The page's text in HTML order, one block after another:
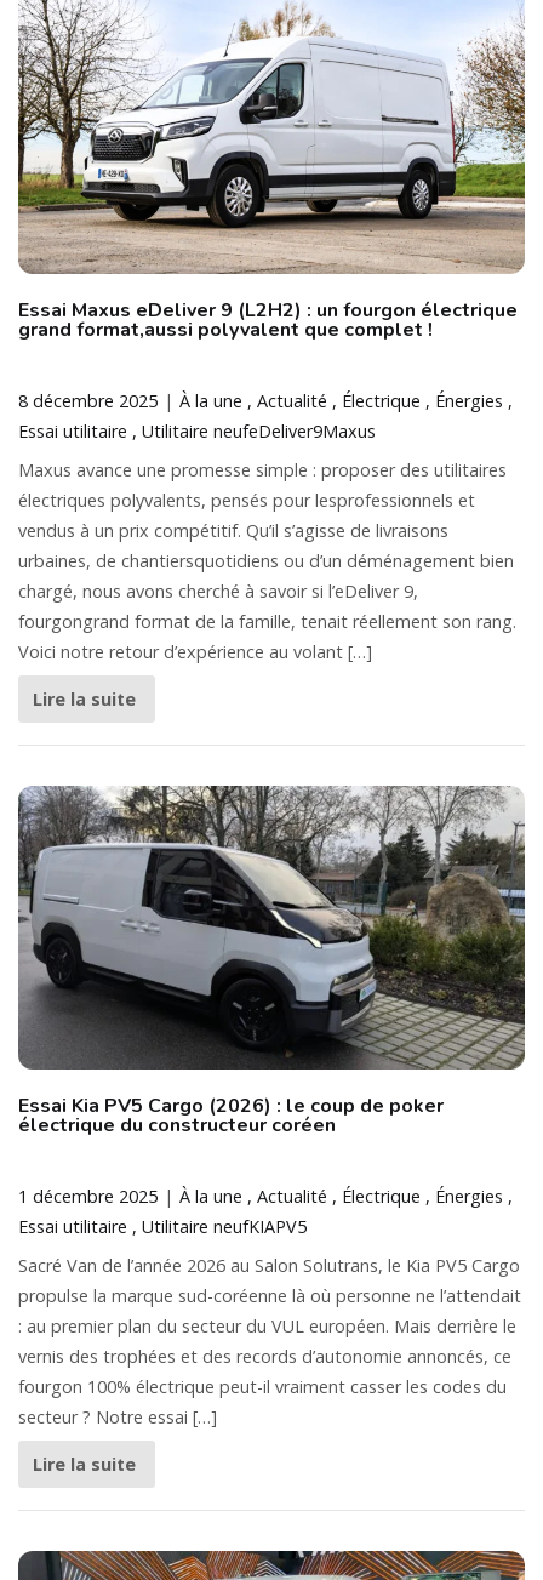
Essai Maxus eDeliver 9 (L2H2) : un fourgon électrique
grand format,aussi polyvalent que complet !
8 décembre 2025 À la une Actualité Électrique
Énergies
Essai utilitaire
Utilitaire neufeDeliver9Maxus
Maxus avance une promesse simple : proposer des utilitaires
électriques polyvalents, pensés pour lesprofessionnels et
vendus à un prix compétitif. Qu’il s’agisse de livraisons
urbaines, de chantiersquotidiens ou d’un déménagement bien
chargé, nous avons cherché à savoir si l’eDeliver 9,
fourgongrand format de la famille, tenait réellement son rang.
Voici notre retour d’expérience au volant […]
Lire la suite
Essai Kia PV5 Cargo (2026) : le coup de poker
électrique du constructeur coréen
1 décembre 2025 À la une Actualité Électrique
Énergies
Essai utilitaire
Utilitaire neufKIAPV5
Sacré Van de l’année 2026 au Salon Solutrans, le Kia PV5 Cargo
propulse la marque sud-coréenne là où personne ne l’attendait
: au premier plan du secteur du VUL européen. Mais derrière le
vernis des trophées et des records d’autonomie annoncés, ce
fourgon 100% électrique peut-il vraiment casser les codes du
secteur ? Notre essai […]
Lire la suite